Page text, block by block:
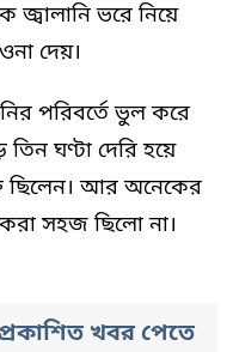
ভরে নিয়ে
দেয়।
পরিবর্তে ভুল করে
তিন ঘণ্টা দেরি হয়ে
ছিলেন। আর অনেকের
সহজ ছিলো না।
খবর পেতে